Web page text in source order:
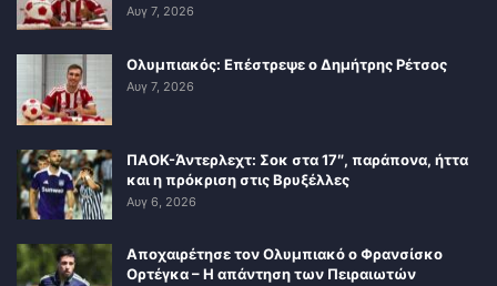
Αυγ 7, 2026
Ολυμπιακός: Επέστρεψε ο Δημήτρης Ρέτσος
Αυγ 7, 2026
ΠΑΟΚ-Άντερλεχτ: Σοκ στα 17″, παράπονα, ήττα
και η πρόκριση στις Βρυξέλλες
Αυγ 6, 2026
Αποχαιρέτησε τον Ολυμπιακό ο Φρανσίσκο
Ορτέγκα – Η απάντηση των Πειραιωτών